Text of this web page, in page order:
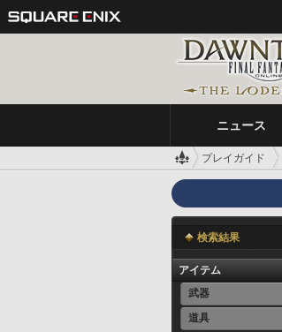
ニュース
プレイガイド
検索結果
アイテム
武器
道具